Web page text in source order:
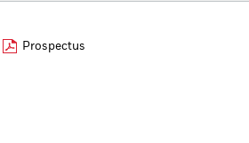
Prospectus